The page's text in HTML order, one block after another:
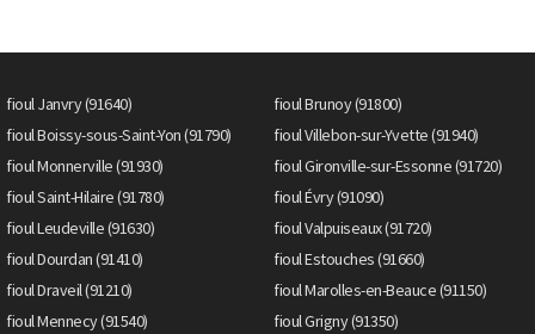
fioul Janvry (91640)
fioul Brunoy (91800)
fioul Boissy-sous-Saint-Yon (91790)
fioul Villebon-sur-Yvette (91940)
fioul Monnerville (91930)
fioul Gironville-sur-Essonne (91720)
fioul Saint-Hilaire (91780)
fioul Évry (91090)
fioul Leudeville (91630)
fioul Valpuiseaux (91720)
fioul Dourdan (91410)
fioul Estouches (91660)
fioul Draveil (91210)
fioul Marolles-en-Beauce (91150)
fioul Mennecy (91540)
fioul Grigny (91350)